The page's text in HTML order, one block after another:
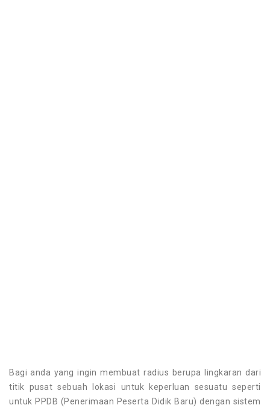
Bagi anda yang ingin membuat radius berupa lingkaran dari
titik pusat sebuah lokasi untuk keperluan sesuatu seperti
untuk PPDB (Penerimaan Peserta Didik Baru) dengan sistem